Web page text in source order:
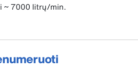
~ 7000 litrų/min.